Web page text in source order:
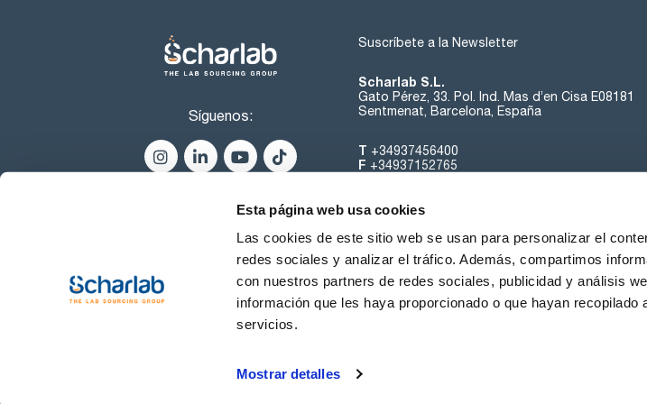
Esta página web usa cookies
Las cookies de este sitio web se usan para personalizar el
redes sociales y analizar el tráfico. Además, compartimos
con nuestros partners de redes sociales, publicidad y análisis
información que les haya proporcionado o que hayan
servicios.
Mostrar detalles
Síguenos:
Suscríbete a la Newsletter
Scharlab S.L.
Gato Pérez, 33. Pol. Ind. Mas d’en Cisa E08181
Sentmenat, Barcelona, España
T +34937456400
F +34937152765
Sobre nosotros
Condiciones de Uso